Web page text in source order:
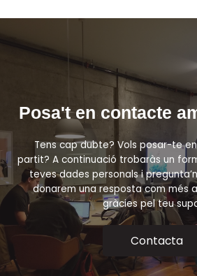
Posa't en contacte
Tens cap dubte? Vols posar-te
partit? A continuació trobaràs un
teves dades personals i
donarem una resposta com més
gràcies pel teu
Contacta